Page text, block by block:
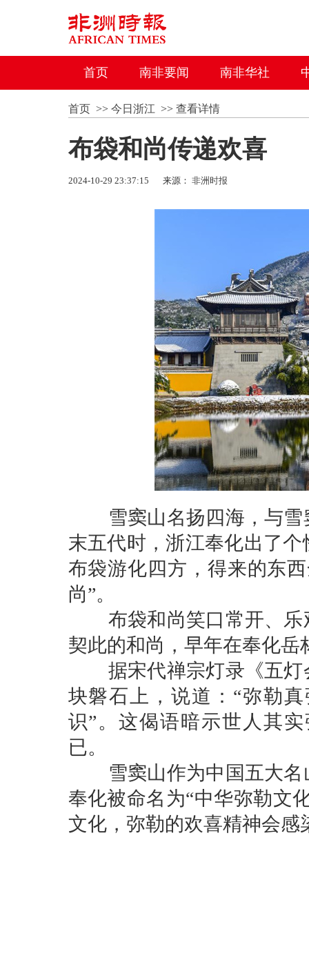
首页 南非要闻 南非华社
首页>> 今日浙江 >> 查看详情
布袋和尚传递欢喜
2024-10-29 23:37:15 来源： 非洲时报
雪窦山名扬四海，与雪
末五代时，浙江奉化出了
布袋游化四方，得来的东
尚”。
布袋和尚笑口常开、乐
契此的和尚，早年在奉化
据宋代禅宗灯录《五灯
块磐石上，说道：“弥勒
识”。这偈语暗示世人其
已。
雪窦山作为中国五大名
奉化被命名为“中华弥勒文
文化，弥勒的欢喜精神会感